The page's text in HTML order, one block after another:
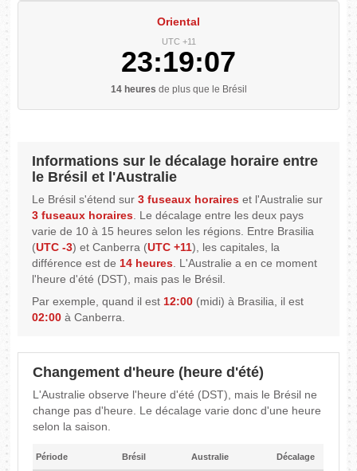
Oriental
UTC +11
23:19:08
14 heures de plus que le Brésil
Informations sur le décalage horaire entre
le Brésil et l'Australie
Le Brésil s'étend sur3 fuseaux horaires et l'Australie sur
3 fuseaux horaires. Le décalage entre les deux pays
varie de 10 à 15 heures selon les régions. Entre Brasilia
(UTC -3) et Canberra (UTC +11), les capitales, la
différence est de14 heures. L'Australie a en ce moment
l'heure d'été (DST), mais pas le Brésil.
Par exemple, quand il est12:00 (midi) à Brasilia, il est
02:00 à Canberra.
Changement d'heure (heure d'été)
L'Australie observe l'heure d'été (DST), mais le Brésil ne
change pas d'heure. Le décalage varie donc d'une heure
selon la saison.
Période Brésil Australie Décalage